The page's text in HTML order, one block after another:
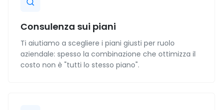
Consulenza sui piani
Ti aiutiamo a scegliere i piani giusti per ruolo
aziendale: spesso la combinazione che ottimizza il
costo non è "tutti lo stesso piano".